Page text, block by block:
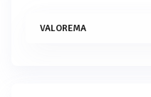
VALOREMA